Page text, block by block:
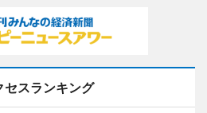
セスランキング